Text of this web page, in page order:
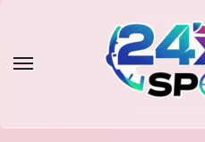
content